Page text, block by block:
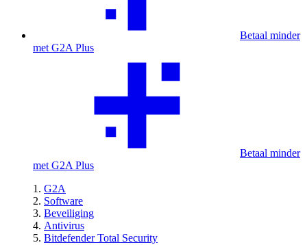
Betaal minder
met G2A Plus
Betaal minder
met G2A Plus
G2A
Software
Beveiliging
Antivirus
Bitdefender Total Security